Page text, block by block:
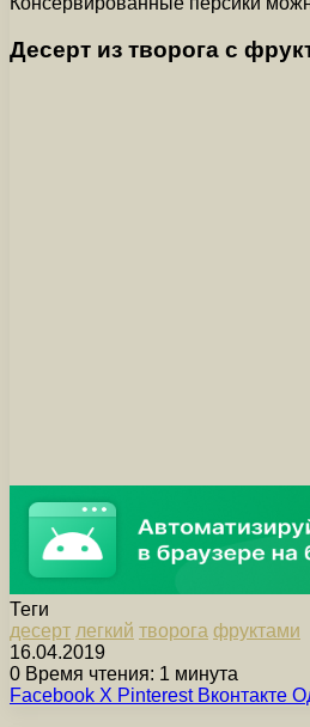
Десерт из творога с
Теги
десерт легкий творога фруктами
16.04.2019
0 Время чтения: 1 минута
Facebook X Pinterest Вконтакте